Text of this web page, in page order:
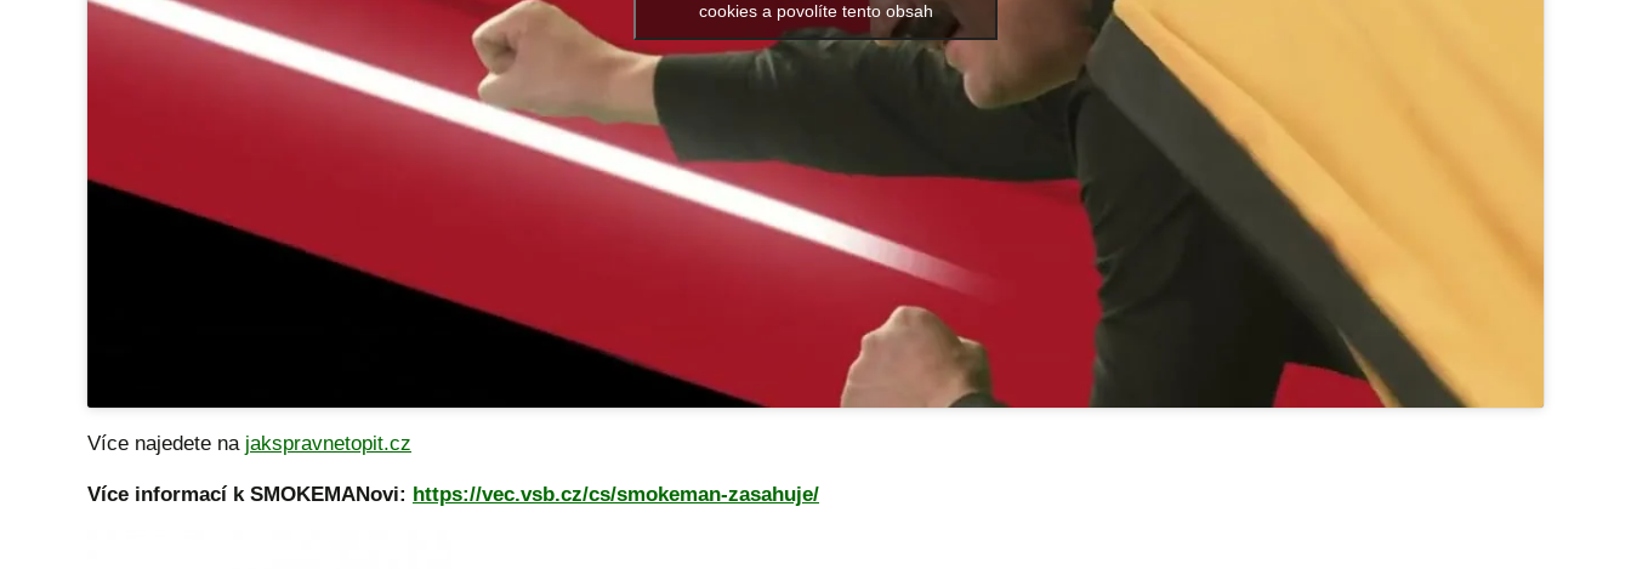
cookies a povolíte tento obsah
Více najedete na jakspravnetopit.cz
Více informací k SMOKEMANovi: https://vec.vsb.cz/cs/smokeman-zasahuje/